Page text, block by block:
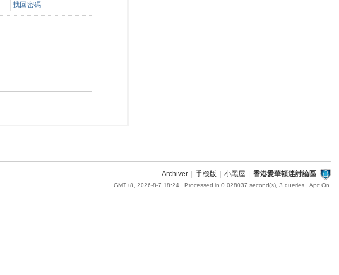
找回密碼
Archiver 手機版 小黑屋 香港愛華頓迷討論區
GMT+8, 2026-8-7 18:24, Processed in 0.028037 second(s), 3 queries , Apc On.